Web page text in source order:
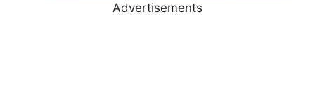
Advertisements